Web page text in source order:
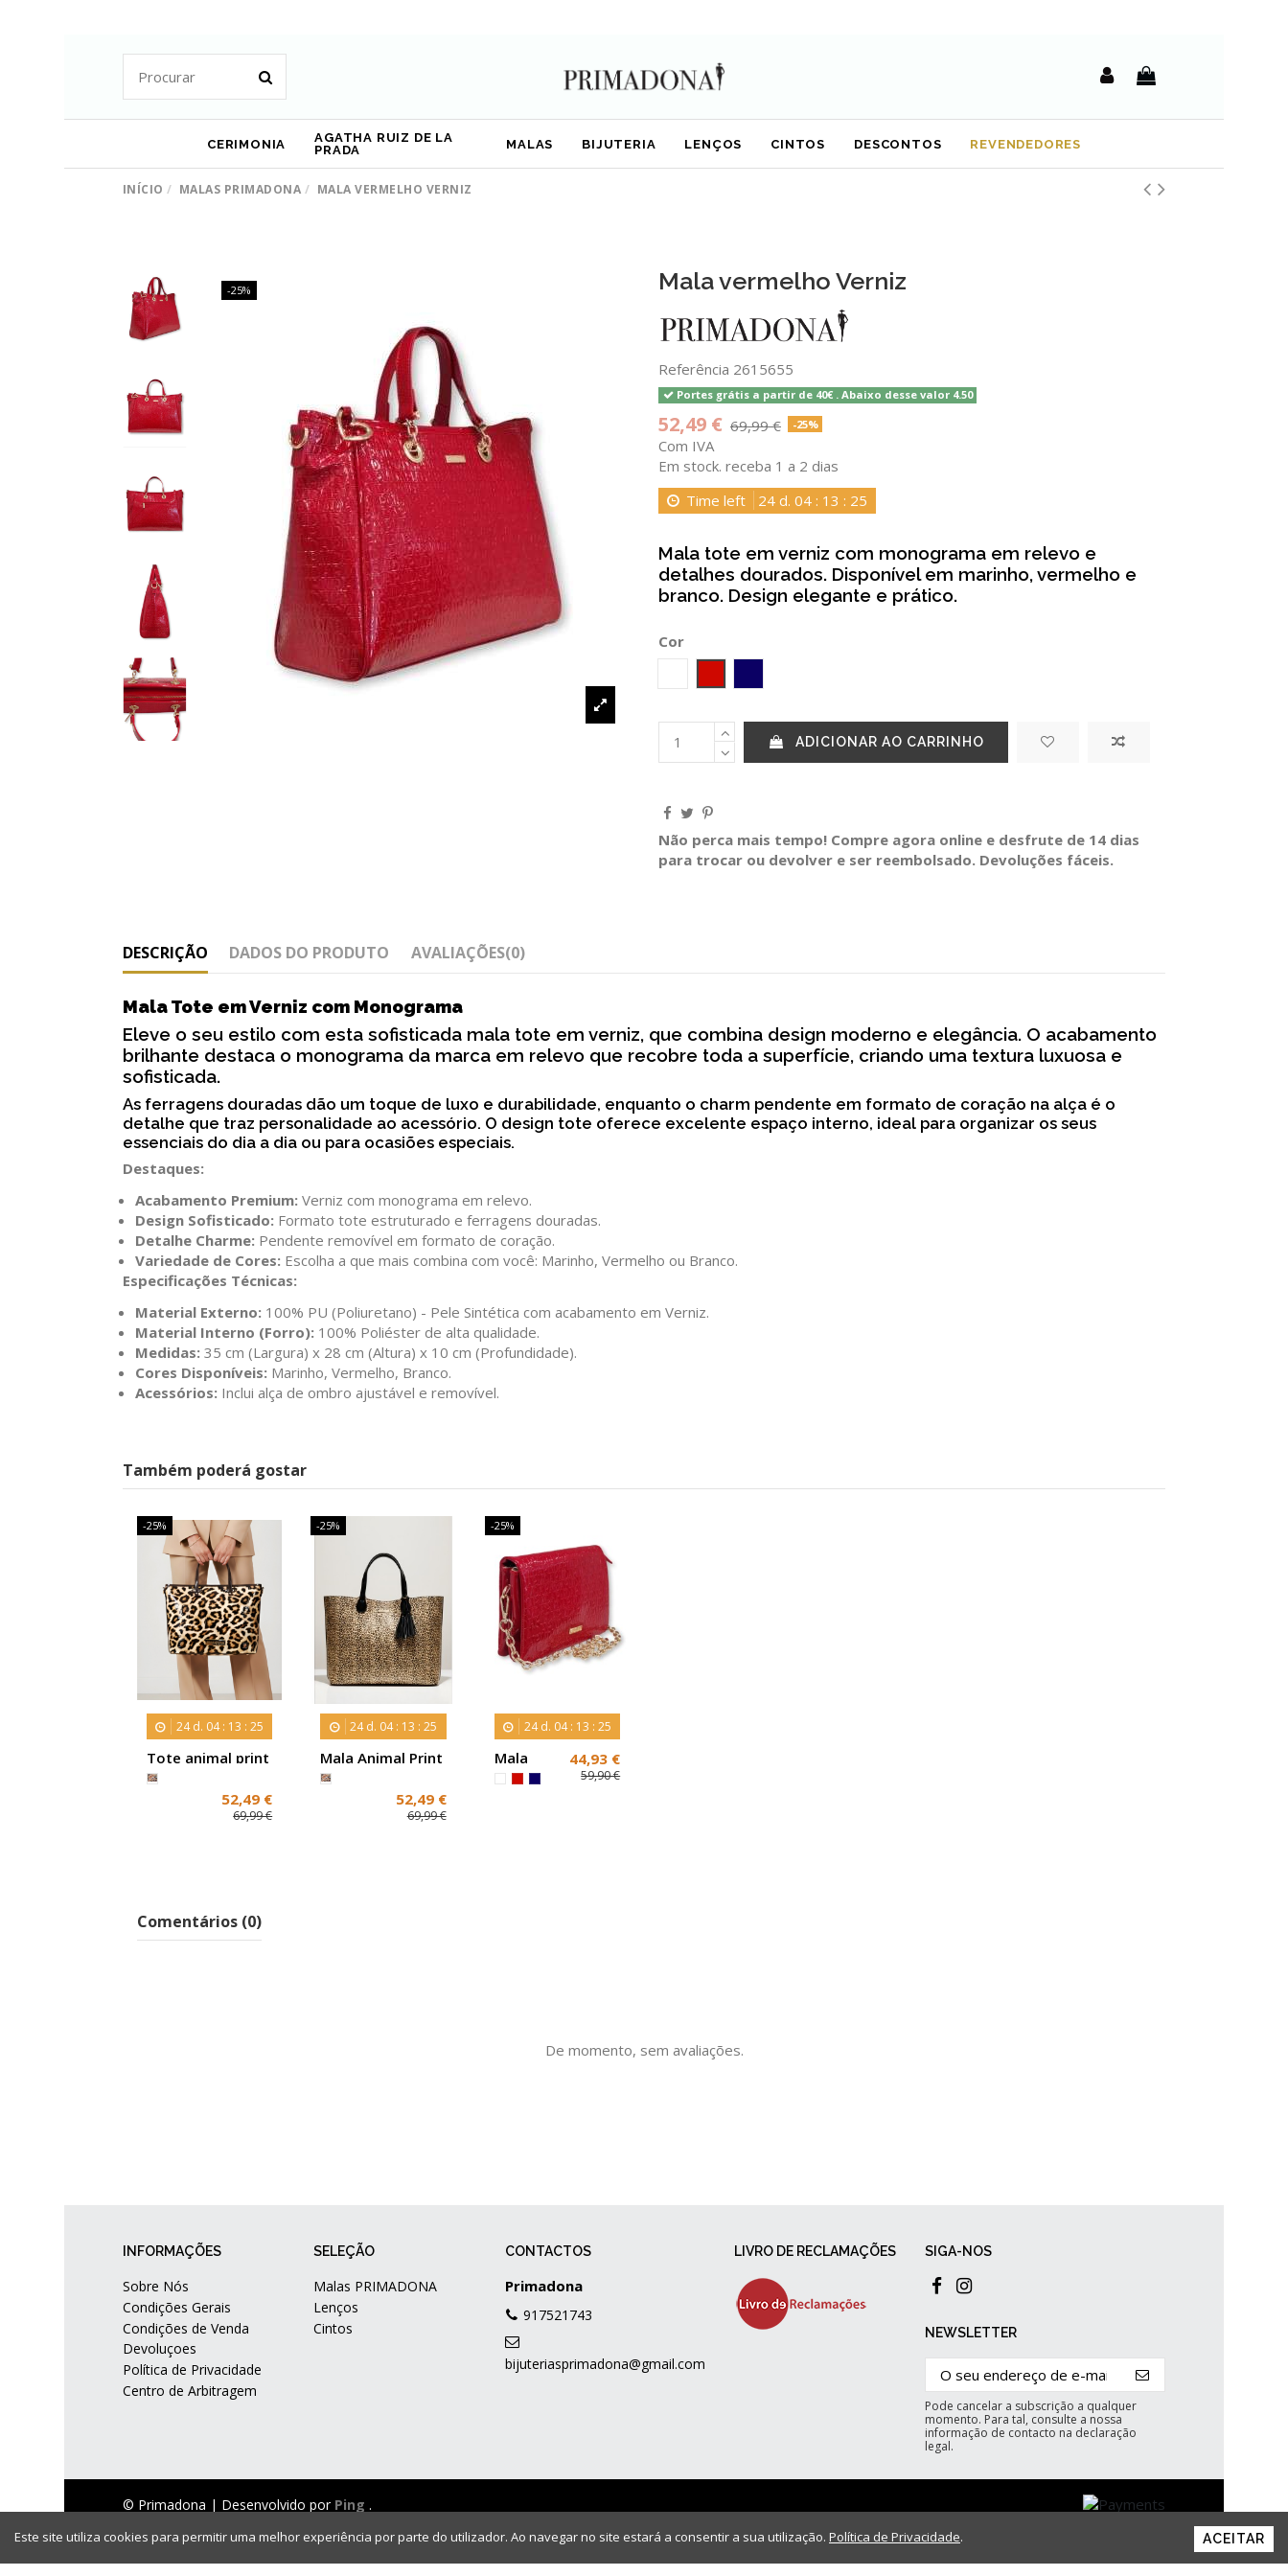
CERIMONIA
AGATHA RUIZ DE LA
PRADA
MALAS BIJUTERIA LENÇOS CINTOS DESCONTOS REVENDEDORES
INÍCIO MALAS PRIMADONA MALA VERMELHO VERNIZ
-25% Mala vermelho Verniz
Referência 2615655
Portes grátis a partir de 40€ . Abaixo desse valor 4.50
52,49 € 69,99 € -25%
Com IVA
Em stock. receba 1 a 2 dias
Time left
24 d. 04 : 13 : 24
Mala tote em verniz com monograma em relevo e
detalhes dourados. Disponível em marinho, vermelho e
branco. Design elegante e prático.
Cor
ADICIONAR AO CARRINHO
Não perca mais tempo! Compre agora online e desfrute de 14 dias
para trocar ou devolver e ser reembolsado. Devoluções fáceis.
DESCRIÇÃO DADOS DO PRODUTO AVALIAÇÕES(0)
Mala Tote em Verniz com Monograma
Eleve o seu estilo com esta sofisticada mala tote em verniz, que combina design moderno e elegância. O acabamento
brilhante destaca o monograma da marca em relevo que recobre toda a superfície, criando uma textura luxuosa e
sofisticada.
As ferragens douradas dão um toque de luxo e durabilidade, enquanto o charm pendente em formato de coração na alça é o
detalhe que traz personalidade ao acessório. O design tote oferece excelente espaço interno, ideal para organizar os seus
essenciais do dia a dia ou para ocasiões especiais.
Destaques:
Acabamento Premium: Verniz com monograma em relevo.
Design Sofisticado: Formato tote estruturado e ferragens douradas.
Detalhe Charme: Pendente removível em formato de coração.
Variedade de Cores: Escolha a que mais combina com você: Marinho, Vermelho ou Branco.
Especificações Técnicas:
Material Externo: 100% PU (Poliuretano) - Pele Sintética com acabamento em Verniz.
Material Interno (Forro): 100% Poliéster de alta qualidade.
Medidas: 35 cm (Largura) x 28 cm (Altura) x 10 cm (Profundidade).
Cores Disponíveis: Marinho, Vermelho, Branco.
Acessórios: Inclui alça de ombro ajustável e removível.
Também poderá gostar
-25%
24d. 04: 13 : 24
Tote animal print
Primadona
Leopard Verniz
52,49 €
69,99 €
-25%
24d. 04: 13 :24
Mala Animal Print
Tote Primadona
52,49 €
69,99 €
-25%
24d. 04: 13 : 24
Mala
Vermelha
44,93 €
59,90 €
Comentários (0)
De momento, sem avaliações.
INFORMAÇÕES
Sobre Nós
Condições Gerais
Condições de Venda
Devoluçoes
Política de Privacidade
Centro de Arbitragem
SELEÇÃO
Malas PRIMADONA
Lenços
Cintos
CONTACTOS
Primadona
917521743
bijuteriasprimadona@gmail.com
LIVRO DE RECLAMAÇÕES SIGA-NOS
NEWSLETTER
Pode cancelar a subscrição a qualquer
momento. Para tal, consulte a nossa
informação de contacto na declaração
legal.
© Primadona | Desenvolvido por Ping .
Este site utiliza cookies para permitir uma melhor experiência por parte do utilizador. Ao navegar no site estará a consentir a sua utilização. Política de Privacidade. ACEITAR